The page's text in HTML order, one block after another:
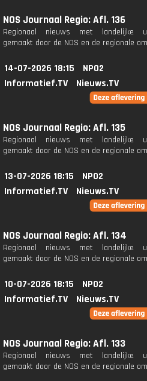
NOS Journaal Regio: Afl. 136
Regionaal nieuws met landelijke
gemaakt door de NOS en de regionale
14-07-2026 18:15
NPO2
Informatief.TV
Nieuws.TV
NOS Journaal Regio: Afl. 135
Regionaal nieuws met landelijke
gemaakt door de NOS en de regionale
13-07-2026 18:15
NPO2
Informatief.TV
Nieuws.TV
NOS Journaal Regio: Afl. 134
Regionaal nieuws met landelijke
gemaakt door de NOS en de regionale
10-07-2026 18:15
NPO2
Informatief.TV
Nieuws.TV
NOS Journaal Regio: Afl. 133
Regionaal nieuws met landelijke
gemaakt door de NOS en de regionale